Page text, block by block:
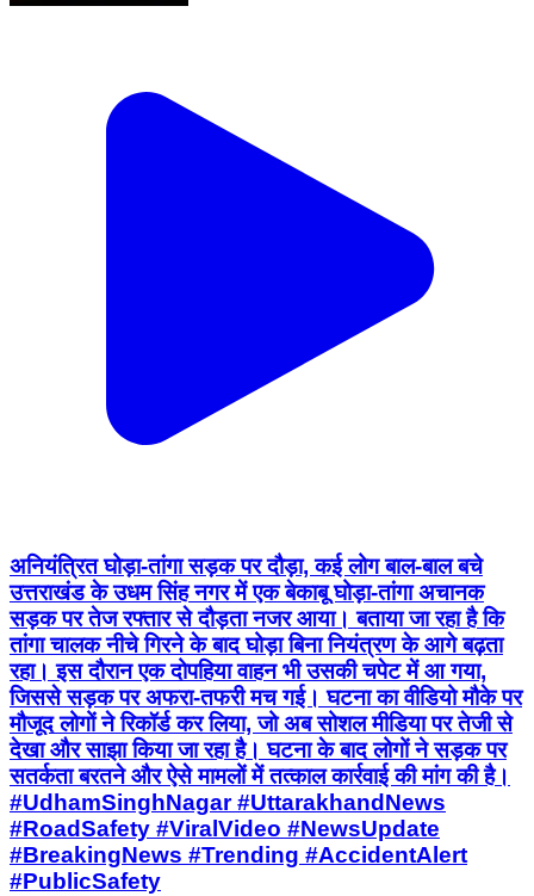
अनियंत्रित घोड़ा-तांगा सड़क पर दौड़ा, कई लोग बाल-बाल बचे
उत्तराखंड के उधम सिंह नगर में एक बेकाबू घोड़ा-तांगा अचानक
सड़क पर तेज रफ्तार से दौड़ता नजर आया। बताया जा रहा है कि
तांगा चालक नीचे गिरने के बाद घोड़ा बिना नियंत्रण के आगे बढ़ता
रहा। इस दौरान एक दोपहिया वाहन भी उसकी चपेट में आ गया,
जिससे सड़क पर अफरा-तफरी मच गई। घटना का वीडियो मौके पर
मौजूद लोगों ने रिकॉर्ड कर लिया, जो अब सोशल मीडिया पर तेजी से
देखा और साझा किया जा रहा है। घटना के बाद लोगों ने सड़क पर
सतर्कता बरतने और ऐसे मामलों में तत्काल कार्रवाई की मांग की है।
#UdhamSinghNagar #UttarakhandNews
#RoadSafety #ViralVideo #NewsUpdate
#BreakingNews #Trending #AccidentAlert
#PublicSafety